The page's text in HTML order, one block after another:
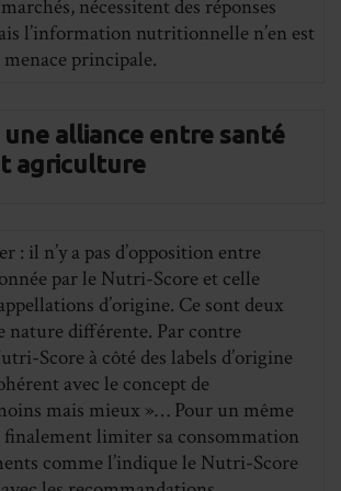
nécessitent des réponses
l’information nutritionnelle n’en est
principale.
alliance entre santé
agriculture
: il n’y a pas d’opposition entre
par le Nutri-Score et celle
d’origine. Ce sont deux
nature différente. Par contre
Score à côté des labels d’origine
avec le concept de
mais mieux »… Pour un même
finalement limiter sa consommation
comme l’indique le Nutri-Score